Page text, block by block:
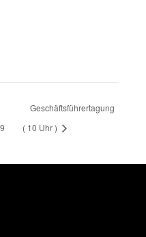
Geschäftsführertagung
( 10 Uhr )